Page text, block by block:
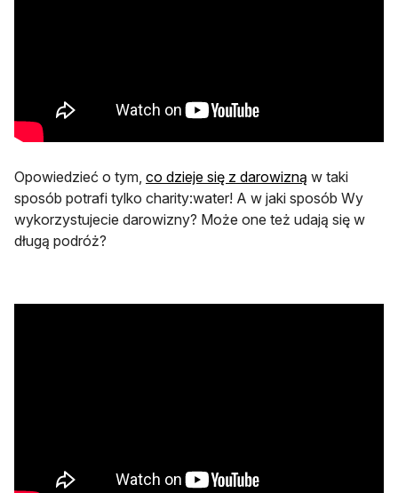
Opowiedzieć o tym, co dzieje się z darowizną otwiera się w
w taki
sposób potrafi tylko charity:water! A w jaki sposób Wy
wykorzystujecie darowizny? Może one też udają się w
długą podróż?